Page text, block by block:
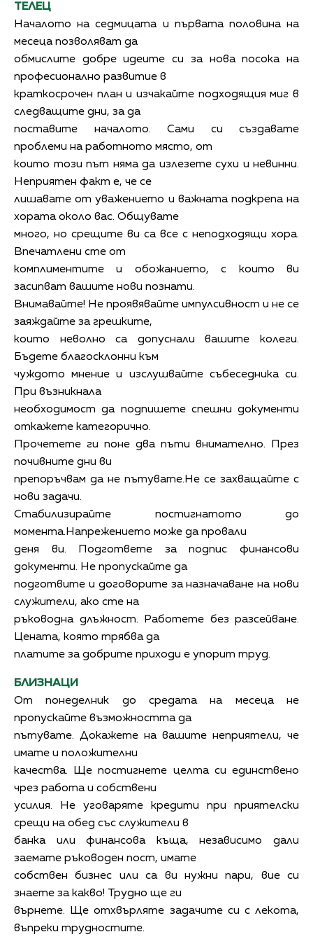
ТЕЛЕЦ
Началото на седмицата и първата половина на
месеца позволяват да
обмислите добре идеите си за нова посока на
професионално развитие в
краткосрочен план и изчакайте подходящия миг в
следващите дни, за да
поставите началото. Сами си създавате
проблеми на работното място, от
които този път няма да излезете сухи и невинни.
Неприятен факт е, че се
лишавате от уважението и важната подкрепа на
хората около вас. Общувате
много, но срещите ви са все с неподходящи хора.
Впечатлени сте от
комплиментите и обожанието, с които ви
засипват вашите нови познати.
Внимавайте! Не проявявайте импулсивност и не се
заяждайте за грешките,
които неволно са допуснали вашите колеги.
Бъдете благосклонни към
чуждото мнение и изслушвайте събеседника си.
При възникнала
необходимост да подпишете спешни документи
откажете категорично.
Прочетете ги поне два пъти внимателно. През
почивните дни ви
препоръчвам да не пътувате.Не се захващайте с
нови задачи.
Стабилизирайте постигнатото до
момента.Напрежението може да провали
деня ви. Подгответе за подпис финансови
документи. Не пропускайте да
подготвите и договорите за назначаване на нови
служители, ако сте на
ръководна длъжност. Работете без разсейване.
Цената, която трябва да
платите за добрите приходи е упорит труд.
БЛИЗНАЦИ
От понеделник до средата на месеца не
пропускайте възможността да
пътувате. Докажете на вашите неприятели, че
имате и положителни
качества. Ще постигнете целта си единствено
чрез работа и собствени
усилия. Не уговаряте кредити при приятелски
срещи на обед със служители в
банка или финансова къща, независимо дали
заемате ръководен пост, имате
собствен бизнес или са ви нужни пари, вие си
знаете за какво! Трудно ще ги
върнете. Ще отхвърляте задачите си с лекота,
въпреки трудностите.